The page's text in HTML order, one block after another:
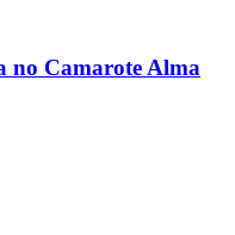
no Camarote Alma